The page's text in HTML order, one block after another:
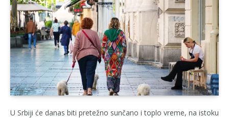
U Srbiji će danas biti pretežno sunčano i toplo vreme, na istoku